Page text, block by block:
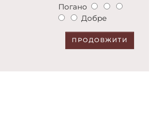
Погано
Добре
ПРОДОВЖИТИ